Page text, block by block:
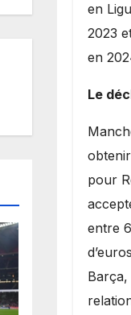
en
2023
en
Le
pour
entre
Barça,